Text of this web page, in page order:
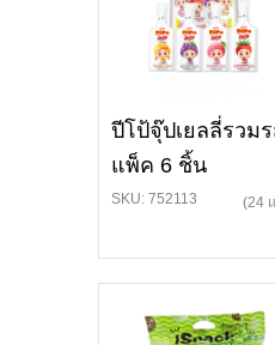
ปีโป้จุ๊ปเยลลี่รวม
แพ็ค 6 ชิ้น
SKU: 752113 (24